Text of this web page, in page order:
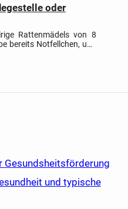
oder
Rattenmädels von 8
bereits Notfellchen, und
Gesundsheitsförderung
und typische